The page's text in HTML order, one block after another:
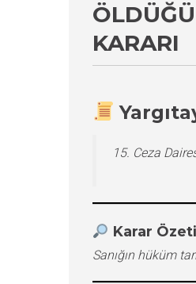
KARARI
15. Ceza
Karar Özeti
Sanığın hüküm